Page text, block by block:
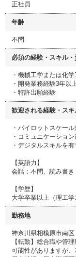
正社員
年齢
不問
必須の経験・スキル・
・機械工学または化
・開発業務経験3年以
・特許出願経験
歓迎される経験・ス
・パイロットスケー
・コミュニケーション
・デジタルスキルを
【英語力】
会話：不問、読み書き
【学歴】
大学卒業以上（理工学
勤務地
神奈川県相模原市南区
【転勤】総合職や管
可能性がありますが、